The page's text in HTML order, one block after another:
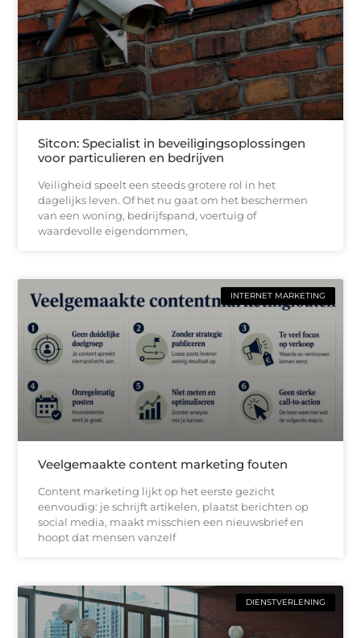
Sitcon: Specialist in beveiligingsoplossingen
voor particulieren en bedrijven
Veiligheid speelt een steeds grotere rol in het
dagelijks leven. Of het nu gaat om het beschermen
van een woning, bedrijfspand, voertuig of
waardevolle eigendommen,
INTERNET MARKETING
Veelgemaakte content marketing fouten
Content marketing lijkt op het eerste gezicht
eenvoudig: je schrijft artikelen, plaatst berichten op
social media, maakt misschien een nieuwsbrief en
hoopt dat mensen vanzelf
DIENSTVERLENING